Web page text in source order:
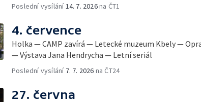
Poslední vysílání14. 7. 2026na ČT1
4. července
Holka — CAMP zavírá — Letecké muzeum Kbely —
— Výstava Jana Hendrycha — Letní seriál
Poslední vysílání 7. 7. 2026 na ČT24
27. června